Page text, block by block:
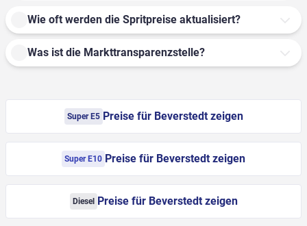
Wie oft werden die Spritpreise aktualisiert?
Was ist die Markttransparenzstelle?
Super E5 Preise für Beverstedt zeigen
Super E10 Preise für Beverstedt zeigen
Diesel Preise für Beverstedt zeigen